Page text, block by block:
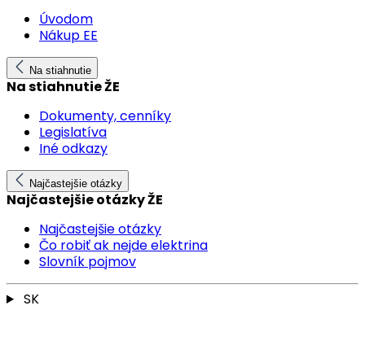
Úvodom
Nákup EE
Na stiahnutie
Na stiahnutie ŽE
Dokumenty, cenníky
Legislatíva
Iné odkazy
Najčastejšie otázky
Najčastejšie otázky ŽE
Najčastejšie otázky
Čo robiť ak nejde elektrina
Slovník pojmov
SK